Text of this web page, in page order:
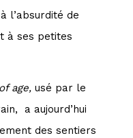
l’absurdité de
à ses petites
age, usé par le
a aujourd’hui
des sentiers